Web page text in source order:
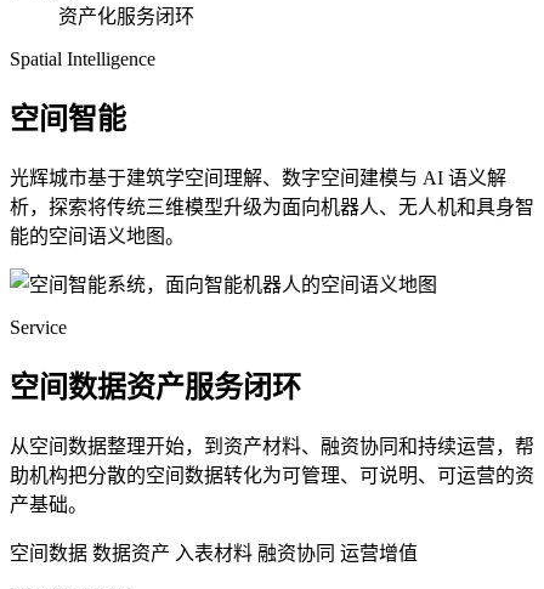
资产化服务闭环
Spatial Intelligence
空间智能
光辉城市基于建筑学空间理解、数字空间建模与 AI 语义解
析，探索将传统三维模型升级为面向机器人、无人机和具身智
能的空间语义地图。
Service
空间数据资产服务闭环
从空间数据整理开始，到资产材料、融资协同和持续运营，帮
助机构把分散的空间数据转化为可管理、可说明、可运营的资
产基础。
空间数据 数据资产 入表材料 融资协同 运营增值